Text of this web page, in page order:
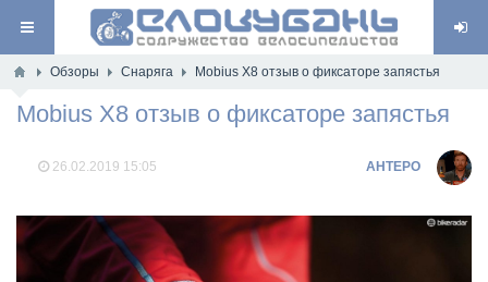
Обзоры Снаряга Mobius X8 отзыв о фиксаторе запястья
Mobius X8 отзыв о фиксаторе запястья
26.02.2019 15:05 AHTEPO